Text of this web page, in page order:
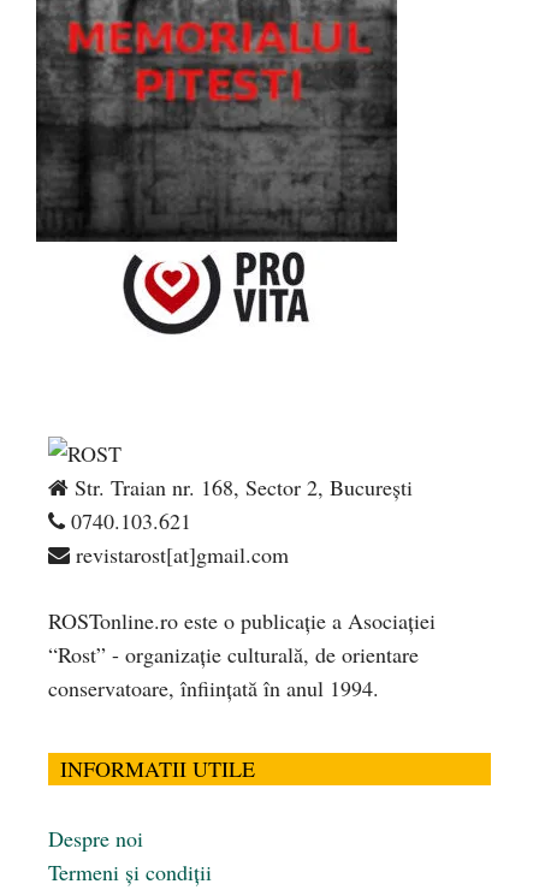
Str. Traian nr. 168, Sector 2, București
0740.103.621
revistarost[at]gmail.com
ROSTonline.ro este o publicaţie a Asociaţiei
“Rost” - organizaţie culturală, de orientare
conservatoare, înfiinţată în anul 1994.
INFORMATII UTILE
Despre noi
Termeni și condiții